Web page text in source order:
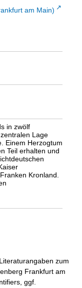
am Main)
in zwölf
Lage
Einem Herzogtum
Teil erhalten und
Kronland.
zum
Frankfurt am
ggf.